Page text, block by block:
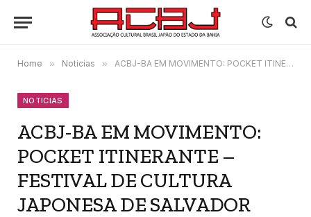
Home » Noticias » ACBJ-BA EM MOVIMENTO: POCKET ITINERANTE – FESTIVAL DE CULTURA JAPONESA DE SALVADOR
NOTICIAS
ACBJ-BA EM MOVIMENTO:
POCKET ITINERANTE –
FESTIVAL DE CULTURA
JAPONESA DE SALVADOR